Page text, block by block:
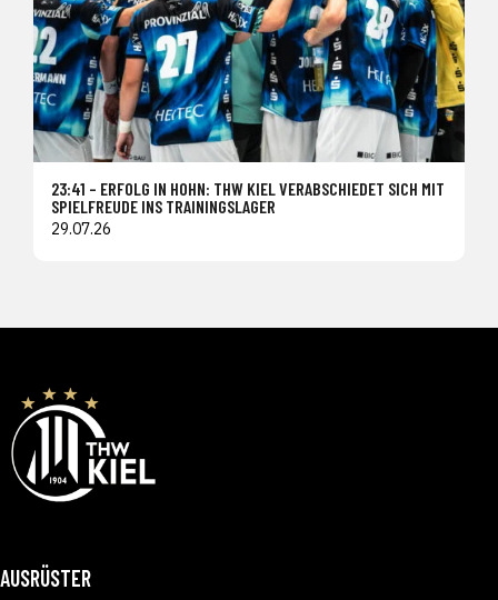
23:41 – ERFOLG IN HOHN: THW KIEL VERABSCHIEDET SICH MIT
SPIELFREUDE INS TRAININGSLAGER
29.07.26
AUSRÜSTER